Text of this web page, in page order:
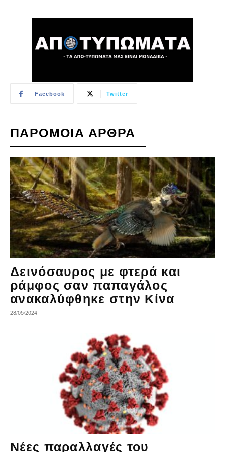
Facebook Twitter
ΠΑΡΟΜΟΙΑ ΑΡΘΡΑ
Δεινόσαυρος με φτερά και
ράμφος σαν παπαγάλος
ανακαλύφθηκε στην Κίνα
28/05/2024
Νέες παραλλαγές του